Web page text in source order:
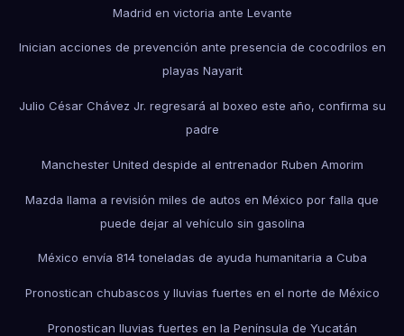
Madrid en victoria ante Levante
Inician acciones de prevención ante presencia de cocodrilos en
playas Nayarit
Julio César Chávez Jr. regresará al boxeo este año, confirma su
padre
Manchester United despide al entrenador Ruben Amorim
Mazda llama a revisión miles de autos en México por falla que
puede dejar al vehículo sin gasolina
México envía 814 toneladas de ayuda humanitaria a Cuba
Pronostican chubascos y lluvias fuertes en el norte de México
Pronostican lluvias fuertes en la Península de Yucatán